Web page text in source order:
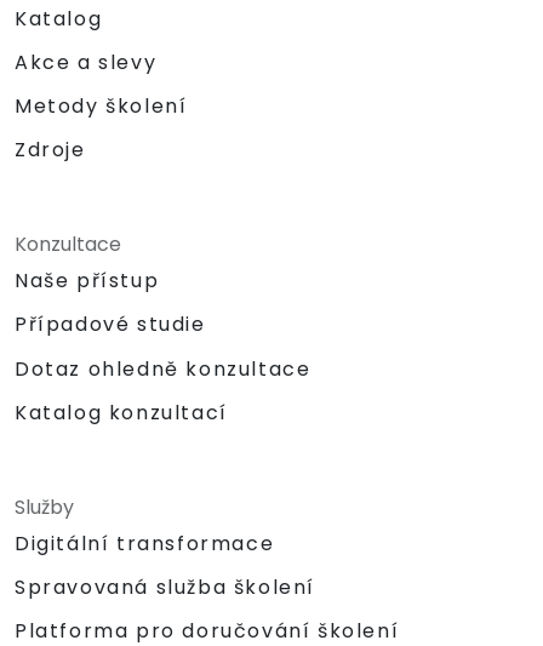
Katalog
Akce a slevy
Metody školení
Zdroje
Konzultace
Naše přístup
Případové studie
Dotaz ohledně konzultace
Katalog konzultací
Služby
Digitální transformace
Spravovaná služba školení
Platforma pro doručování školení